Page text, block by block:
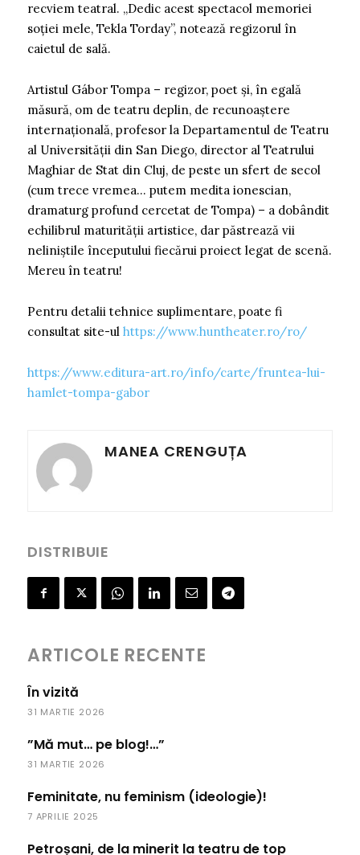
recviem teatral. „Dedic acest spectacol memoriei
soției mele, Tekla Torday”, notează regizorul în
caietul de sală.
Artistul Gábor Tompa – regizor, poet și, în egală
măsură, om de teatru deplin, de recunoaștere
internațională, profesor la Departamentul de Teatru
al Universității din San Diego, director al Teatrului
Maghiar de Stat din Cluj, de peste un sfert de secol
(cum trece vremea… putem medita ionescian,
dramaturg profund cercetat de Tompa) – a dobândit
echilibrul maturității artistice, dar păstrează vii
neliniștile începutului fiecărui proiect legat de scenă.
Mereu în teatru!
Pentru detalii tehnice suplimentare, poate fi
consultat site-ul https://www.huntheater.ro/ro/
https://www.editura-art.ro/info/carte/fruntea-lui-
hamlet-tompa-gabor
MANEA CRENGUȚA
DISTRIBUIE
ARTICOLE RECENTE
În vizită
31 MARTIE 2026
”Mă mut… pe blog!…”
31 MARTIE 2026
Feminitate, nu feminism (ideologie)!
7 APRILIE 2025
Petroșani, de la minerit la teatru de top